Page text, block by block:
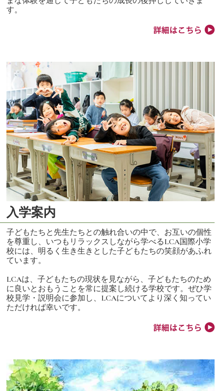
す。
入学案内
子どもたちと先生たちとの触れ合いの中で、お互いの個性
を尊重し、いつもリラックスしながら学べるLCA国際小学
校には、明るく生き生きとした子どもたちの笑顔があふれ
ています。
LCAは、子どもたちの現状を見ながら、子どもたちのため
に良いとおもうことを常に提案し続ける学校です。ぜひ学
校見学・説明会に参加し、LCAについてより深く知ってい
ただければ幸いです。